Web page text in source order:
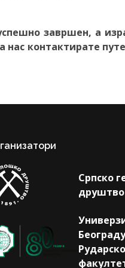
завршен, а
контактирате
Српско
друштво
Београду